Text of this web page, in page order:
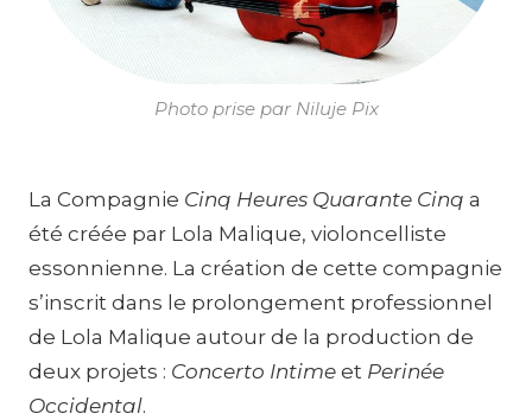
Photo prise par Niluje Pix
La Compagnie Cinq Heures Quarante Cinq a
été créée par Lola Malique, violoncelliste
essonnienne. La création de cette compagnie
s’inscrit dans le prolongement professionnel
de Lola Malique autour de la production de
deux projets : Concerto Intime et Perinée
Occidental.